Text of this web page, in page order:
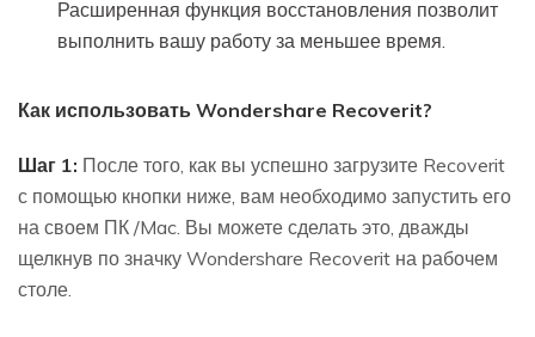
Расширенная функция восстановления позволит
выполнить вашу работу за меньшее время.
Как использовать Wondershare Recoverit?
Шаг 1: После того, как вы успешно загрузите Recoverit
с помощью кнопки ниже, вам необходимо запустить его
на своем ПК /Mac. Вы можете сделать это, дважды
щелкнув по значку Wondershare Recoverit на рабочем
столе.